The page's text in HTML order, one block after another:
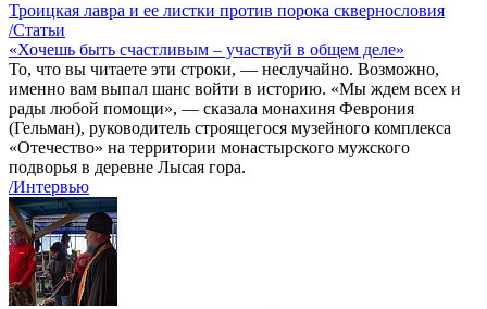
Троицкая лавра и ее листки против порока сквернословия
/Статьи
«Хочешь быть счастливым – участвуй в общем деле»
То, что вы читаете эти строки, — неслучайно. Возможно,
именно вам выпал шанс войти в историю. «Мы ждем всех и
рады любой помощи», — сказала монахиня Феврония
(Гельман), руководитель строящегося музейного комплекса
«Отечество» на территории монастырского мужского
подворья в деревне Лысая гора.
/Интервью